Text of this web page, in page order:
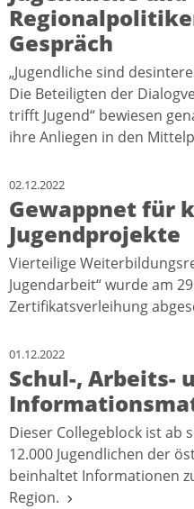
Gespräch
„Jugendliche sind
Die Beteiligten der
trifft Jugend“ bewiesen
ihre Anliegen in den
02.12.2022
Gewappnet für
Jugendprojekte
Vierteilige
Jugendarbeit“ wurde am
Zertifikatsverleihung
01.12.2022
Schul-, Arbeits-
Dieser Collegeblock ist ab
12.000 Jugendlichen der
beinhaltet Informationen
Region.